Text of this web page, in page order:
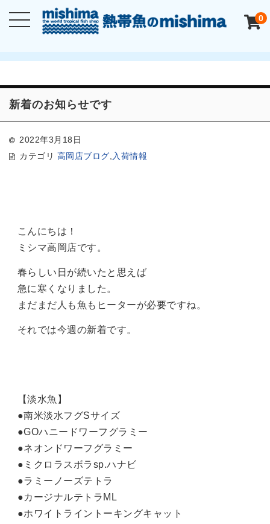
0
新着のお知らせです
2022年3月18日
カテゴリ 高岡店ブログ 入荷情報
こんにちは！
ミシマ高岡店です。
春らしい日が続いたと思えば
急に寒くなりました。
まだまだ人も魚もヒーターが必要ですね。
それでは今週の新着です。
【淡水魚】
●南米淡水フグSサイズ
●GOハニードワーフグラミー
●ネオンドワーフグラミー
●ミクロラスボラsp.ハナビ
●ラミーノーズテトラ
●カージナルテトラML
●ホワイトライントーキングキャット